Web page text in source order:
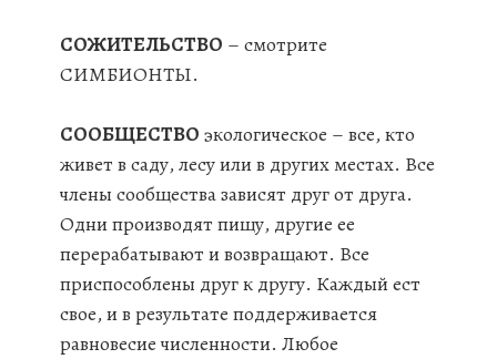
СОЖИТЕЛЬСТВО – смотрите
СИМБИОНТЫ.
СООБЩЕСТВО экологическое – все, кто
живет в саду, лесу или в других местах. Все
члены сообщества зависят друг от друга.
Одни производят пищу, другие ее
перерабатывают и возвращают. Все
приспособлены друг к другу. Каждый ест
свое, и в результате поддерживается
равновесие численности. Любое